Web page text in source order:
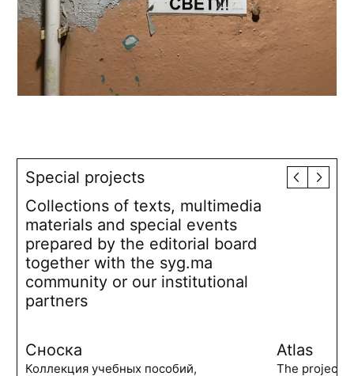
Special projects
Collections of texts, multimedia
materials and special events
prepared by the editorial board
together with the syg.ma
community or our institutional
partners
Сноска
Коллекция учебных пособий,
Atlas
The project